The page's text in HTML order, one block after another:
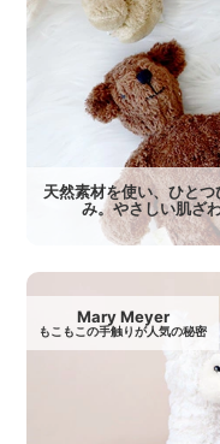
天然素材を使い、ひと
み。やさしい肌ざ
Mary Meyer
もこもこの手触りが人気の秘密